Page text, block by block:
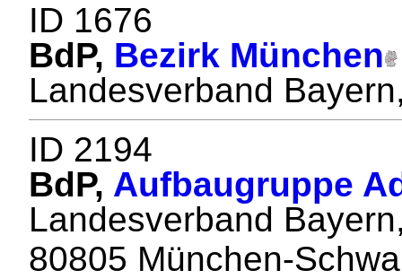
ID 1676
BdP, Bezirk München
Landesverband
ID 2194
BdP, Aufbaugruppe
Landesverband
80805 München-